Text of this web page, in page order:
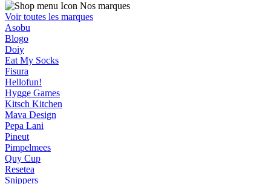
Nos marques
Voir toutes les marques
Asobu
Blogo
Doiy
Eat My Socks
Fisura
Hellofun!
Hygge Games
Kitsch Kitchen
Mava Design
Pepa Lani
Pineut
Pimpelmees
Quy Cup
Resetea
Snippers